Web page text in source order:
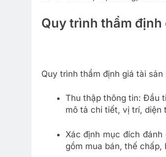
Quy trình thẩm định
Quy trình thẩm định giá tài
Thu thập thông tin: Đầu
mô tả chi tiết, vị trí, diện
Xác định mục đích
gồm mua bán, thế